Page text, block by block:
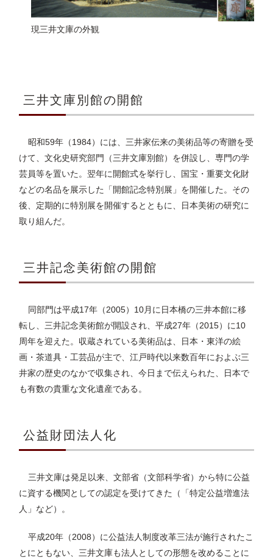
現三井文庫の外観
三井文庫別館の開館
昭和59年（1984）には、三井家伝来の美術品等の寄贈を受
けて、文化史研究部門（三井文庫別館）を併設し、専門の学
芸員等を置いた。翌年に開館式を挙行し、国宝・重要文化財
などの名品を展示した「開館記念特別展」を開催した。その
後、定期的に特別展を開催するとともに、日本美術の研究に
取り組んだ。
三井記念美術館の開館
同部門は平成17年（2005）10月に日本橋の三井本館に移
転し、三井記念美術館が開設され、平成27年（2015）に10
周年を迎えた。収蔵されている美術品は、日本・東洋の絵
画・茶道具・工芸品が主で、江戸時代以来数百年におよぶ三
井家の歴史のなかで収集され、今日まで伝えられた、日本で
も有数の貴重な文化遺産である。
公益財団法人化
三井文庫は発足以来、文部省（文部科学省）から特に公益
に資する機関としての認定を受けてきた（「特定公益増進法
人」など）。
平成20年（2008）に公益法人制度改革三法が施行されたこ
とにともない、三井文庫も法人としての形態を改めることに